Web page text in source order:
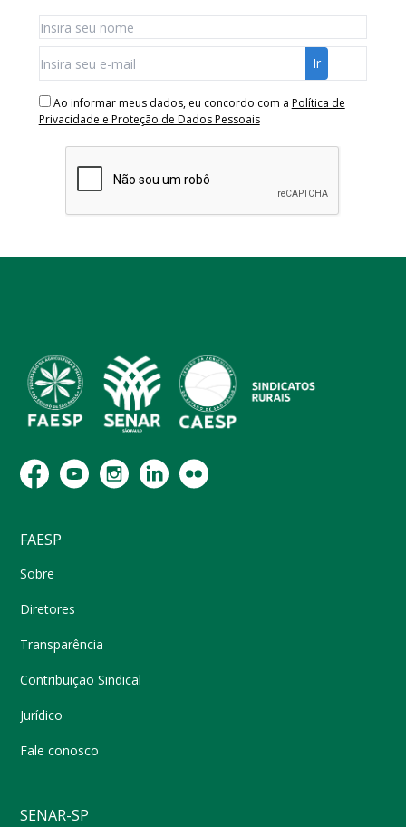
Ao informar meus dados, eu concordo com a Política de
Privacidade e Proteção de Dados Pessoais
FAESP
Sobre
Diretores
Transparência
Contribuição Sindical
Jurídico
Fale conosco
SENAR-SP